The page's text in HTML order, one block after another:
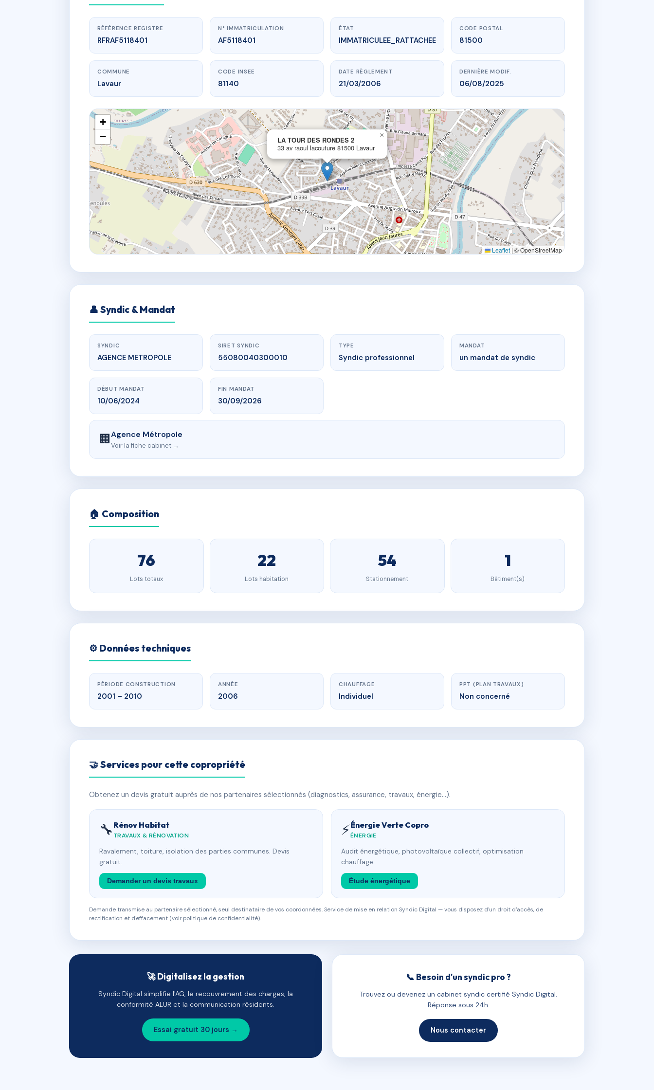
www.vme.plus/AF5118401
LA TOUR DES RONDES 2
33 av raoul lacouture 81500 Lavaur
RÉFÉRENCE REGISTRE
RFRAF5118401
N° IMMATRICULATION
AF5118401
ÉTAT
IMMATRICULEE_RATTACHEE
CODE POSTAL
81500
COMMUNE
Lavaur
CODE INSEE
81140
DATE RÈGLEMENT
21/03/2006
DERNIÈRE MODIF.
06/08/2025
LA TOUR DES RONDES 2
33 av raoul lacouture 81500 Lavaur
×
+
−
Leaflet | © OpenStreetMap
👤 Syndic & Mandat
SYNDIC
AGENCE METROPOLE
SIRET SYNDIC
55080040300010
TYPE
Syndic professionnel
MANDAT
un mandat de syndic
DÉBUT MANDAT
10/06/2024
FIN MANDAT
30/09/2026
🏢Agence Métropole
Voir la fiche cabinet →
🏠 Composition
76
Lots totaux
22
Lots habitation
54
Stationnement
1
Bâtiment(s)
⚙️ Données techniques
PÉRIODE CONSTRUCTION
2001 – 2010
ANNÉE
2006
CHAUFFAGE
Individuel
PPT (PLAN TRAVAUX)
Non concerné
🤝 Services pour cette copropriété
Obtenez un devis gratuit auprès de nos partenaires sélectionnés (diagnostics, assurance, travaux, énergie…).
🔧 Rénov Habitat
TRAVAUX & RÉNOVATION
Ravalement, toiture, isolation des parties communes. Devis
gratuit.
Demander un devis travaux
⚡Énergie Verte Copro
ÉNERGIE
Audit énergétique, photovoltaïque collectif, optimisation
chauffage.
Étude énergétique
Demande transmise au partenaire sélectionné, seul destinataire de vos coordonnées. Service de mise en relation Syndic Digital — vous disposez d'un droit d'accès, de
rectification et d'effacement (voir politique de confidentialité).
🚀 Digitalisez la gestion
Syndic Digital simplifie l'AG, le recouvrement des charges, la
conformité ALUR et la communication résidents.
Essai gratuit 30 jours →
📞 Besoin d'un syndic pro ?
Trouvez ou devenez un cabinet syndic certifié Syndic Digital.
Réponse sous 24h.
Nous contacter